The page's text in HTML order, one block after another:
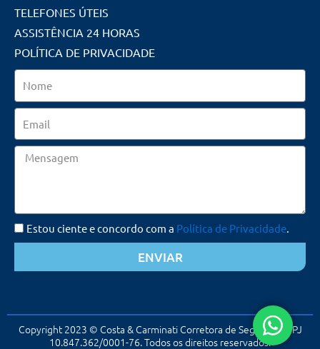
TELEFONES ÚTEIS
ASSISTÊNCIA 24 HORAS
POLÍTICA DE PRIVACIDADE
Mensagem
Estou ciente e concordo com a Política de Privacidade.
ENVIAR
Copyright 2023 © Costa & Carminati Corretora de Seguros. CNPJ
10.847.362/0001-76. Todos os direitos reservados.